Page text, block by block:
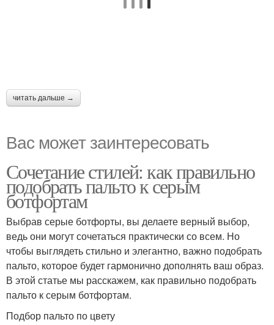
читать дальше →
Вас может заинтересовать
Сочетание стилей: как правильно
подобрать пальто к серым
ботфортам
Выбрав серые ботфорты, вы делаете верный выбор,
ведь они могут сочетаться практически со всем. Но
чтобы выглядеть стильно и элегантно, важно подобрать
пальто, которое будет гармонично дополнять ваш образ.
В этой статье мы расскажем, как правильно подобрать
пальто к серым ботфортам.
Подбор пальто по цвету